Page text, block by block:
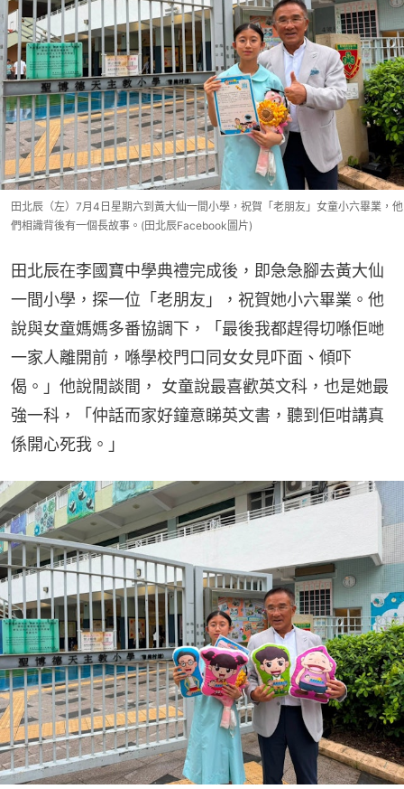
田北辰（左）7月4日星期六到黃大仙一間小學，祝賀「老朋友」女童小六畢業，他
們相識背後有一個長故事。(田北辰Facebook圖片)
田北辰在李國寶中學典禮完成後，即急急腳去黃大仙
一間小學，探一位「老朋友」，祝賀她小六畢業。他
說與女童媽媽多番協調下，「最後我都趕得切喺佢哋
一家人離開前，喺學校門口同女女見吓面、傾吓
偈。」他說閒談間， 女童說最喜歡英文科，也是她最
強一科，「仲話而家好鐘意睇英文書，聽到佢咁講真
係開心死我。」